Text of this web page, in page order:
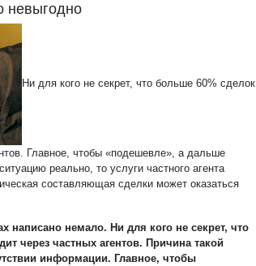
невыгодно
Ни для кого не секрет, что больше 60% сделок
Главное, чтобы «подешевле», а дальше
реально, то услуги частного агента
составляющая сделки может оказаться
написано немало. Ни для кого не секрет, что
через частных агентов. Причина такой
информации. Главное, чтобы